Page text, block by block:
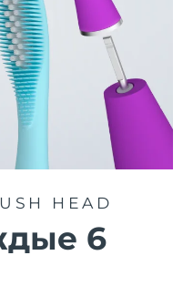
HEAD
6